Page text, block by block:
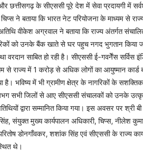
छत्तीसगढ़ के सीएससी पूरे देश में सेवा प्रदायगी में
चिप्स ने बताया कि भारत नेट परियोजना के माध्यम से
वीकेश अग्रवाल ने बताया कि राज्य अंतर्गत
को उनके बैंक खाते से घर पहुच नगद भुगतान किया
वरदान साबित हो रही है। सीएससी ई-गवर्नेेंस सर्विस
से राज्य में 1 करोड़ से अधिक लोगों का आयुष्मान
है। भविष्य में भी ग्रामीण क्षेत्र के नागरिकों के
सभी जिलों से आए सीएससी संचालकों को उनके
द्वारा सम्मानित किया गया। इस अवसर पर
संयुक्त मुख्य कार्यपालन अधिकारी, चिप्स, नीलेश
डोनगाँवकर, शशांक सिंह एवं सीएससी के राज्य
थे।